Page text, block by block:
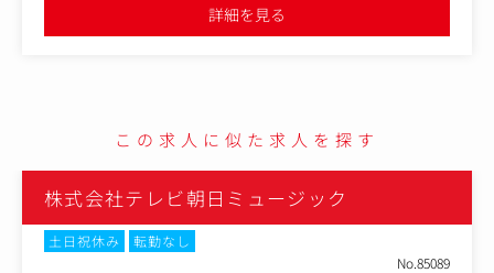
・社内チーム（プロダクト・マーケなど）との連携による
詳細を見る
この求人に似た求人を探す
株式会社テレビ朝日ミュージック
土日祝休み
転勤なし
No.85089